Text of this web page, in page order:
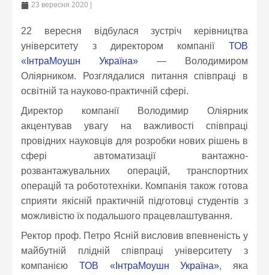
23 вересня 2020
22 вересня відбулася зустріч керівництва
університету з директором компанії ТОВ
«ІнтраМоушн Україна» — Володимиром
Оліярником. Розглядалися питання співпраці в
освітній та науково-практичній сфері.
Директор компанії Володимир Оліярник
акцентував увагу на важливості співпраці
провідних науковців для розробки нових рішень в
сфері автоматизації вантажно-
розвантажувальних операцій, транспортних
операцій та робототехніки. Компанія також готова
сприяти якісній практичній підготовці студентів з
можливістю їх подальшого працевлаштування.
Ректор проф. Петро Ясній висловив впевненість у
майбутній плідній співпраці університету з
компанією ТОВ «ІнтраМоушн Україна», яка